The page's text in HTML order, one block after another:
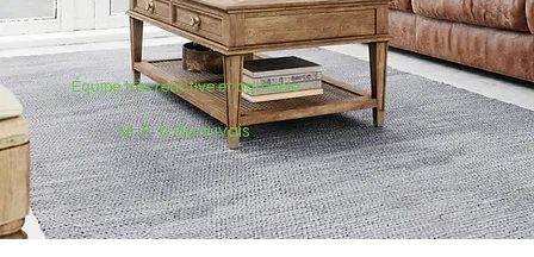
Équipe très réactive et agréable
M. F. à Beauvais